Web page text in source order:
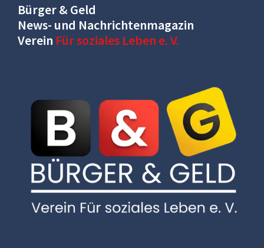
Bürger & Geld
News- und Nachrichtenmagazin
Verein Für soziales Leben e. V.